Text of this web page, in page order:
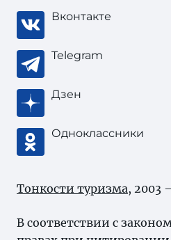
Вконтакте
Telegram
Дзен
Одноклассники
Тонкости туризма, 2003
В соответствии с